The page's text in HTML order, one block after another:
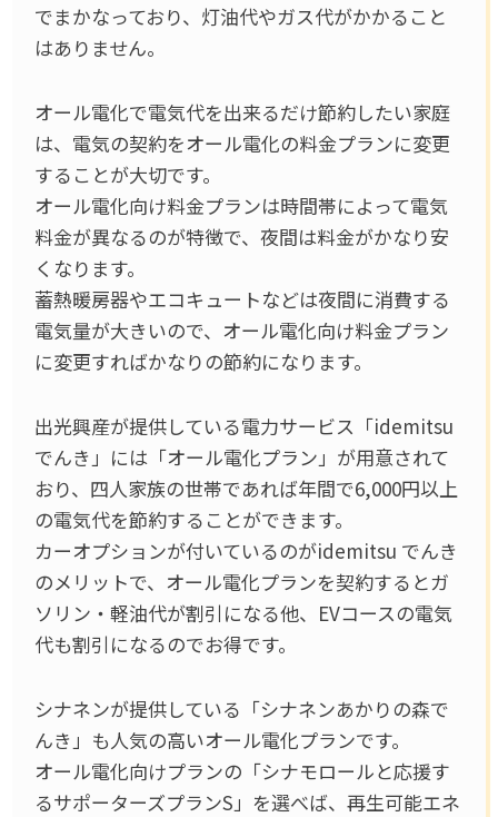
でまかなっており、灯油代やガス代がかかること
はありません。
オール電化で電気代を出来るだけ節約したい家庭
は、電気の契約をオール電化の料金プランに変更
することが大切です。
オール電化向け料金プランは時間帯によって電気
料金が異なるのが特徴で、夜間は料金がかなり安
くなります。
蓄熱暖房器やエコキュートなどは夜間に消費する
電気量が大きいので、オール電化向け料金プラン
に変更すればかなりの節約になります。
出光興産が提供している電力サービス「idemitsu
でんき」には「オール電化プラン」が用意されて
おり、四人家族の世帯であれば年間で6,000円以上
の電気代を節約することができます。
カーオプションが付いているのがidemitsu でんき
のメリットで、オール電化プランを契約するとガ
ソリン・軽油代が割引になる他、EVコースの電気
代も割引になるのでお得です。
シナネンが提供している「シナネンあかりの森で
んき」も人気の高いオール電化プランです。
オール電化向けプランの「シナモロールと応援す
るサポーターズプランS」を選べば、再生可能エネ